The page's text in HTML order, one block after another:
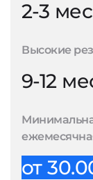
2-3 мес
Высокие
9-12
от